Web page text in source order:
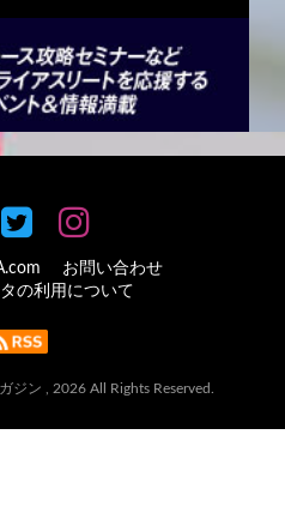
お問い合わせ
の利用について
ジン , 2026 All Rights Reserved.